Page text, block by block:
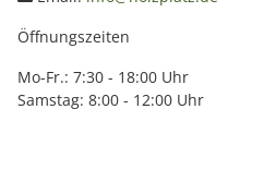
Öffnungszeiten
Mo-Fr.: 7:30 - 18:00 Uhr
Samstag: 8:00 - 12:00 Uhr